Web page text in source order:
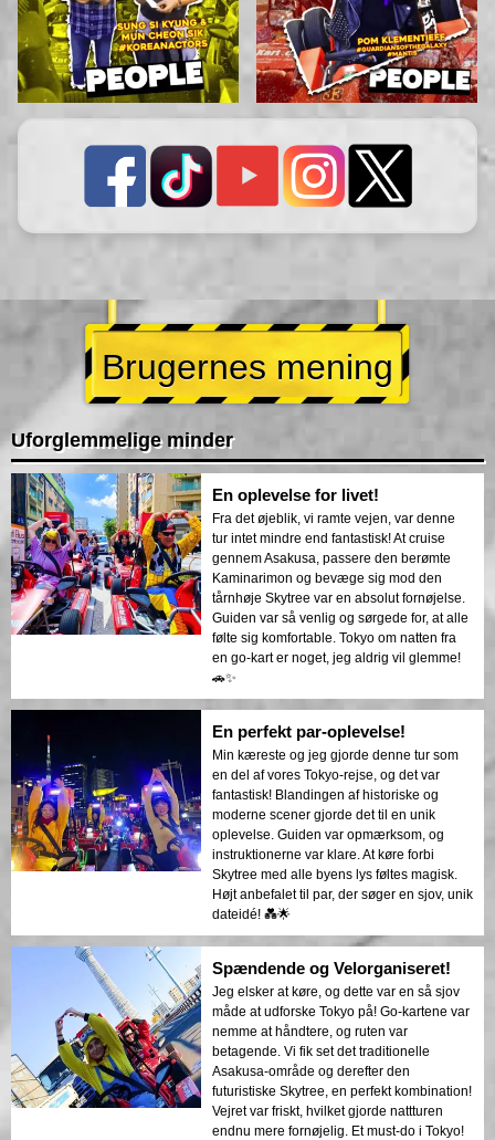
Brugernes mening
Uforglemmelige minder
En oplevelse for livet!
Fra det øjeblik, vi ramte vejen, var denne
tur intet mindre end fantastisk! At cruise
gennem Asakusa, passere den berømte
Kaminarimon og bevæge sig mod den
tårnhøje Skytree var en absolut fornøjelse.
Guiden var så venlig og sørgede for, at alle
følte sig komfortable. Tokyo om natten fra
en go-kart er noget, jeg aldrig vil glemme!
🚗✨
En perfekt par-oplevelse!
Min kæreste og jeg gjorde denne tur som
en del af vores Tokyo-rejse, og det var
fantastisk! Blandingen af historiske og
moderne scener gjorde det til en unik
oplevelse. Guiden var opmærksom, og
instruktionerne var klare. At køre forbi
Skytree med alle byens lys føltes magisk.
Højt anbefalet til par, der søger en sjov, unik
dateidé! 💑🌟
Spændende og Velorganiseret!
Jeg elsker at køre, og dette var en så sjov
måde at udforske Tokyo på! Go-kartene var
nemme at håndtere, og ruten var
betagende. Vi fik set det traditionelle
Asakusa-område og derefter den
futuristiske Skytree, en perfekt kombination!
Vejret var friskt, hvilket gjorde nattturen
endnu mere fornøjelig. Et must-do i Tokyo!